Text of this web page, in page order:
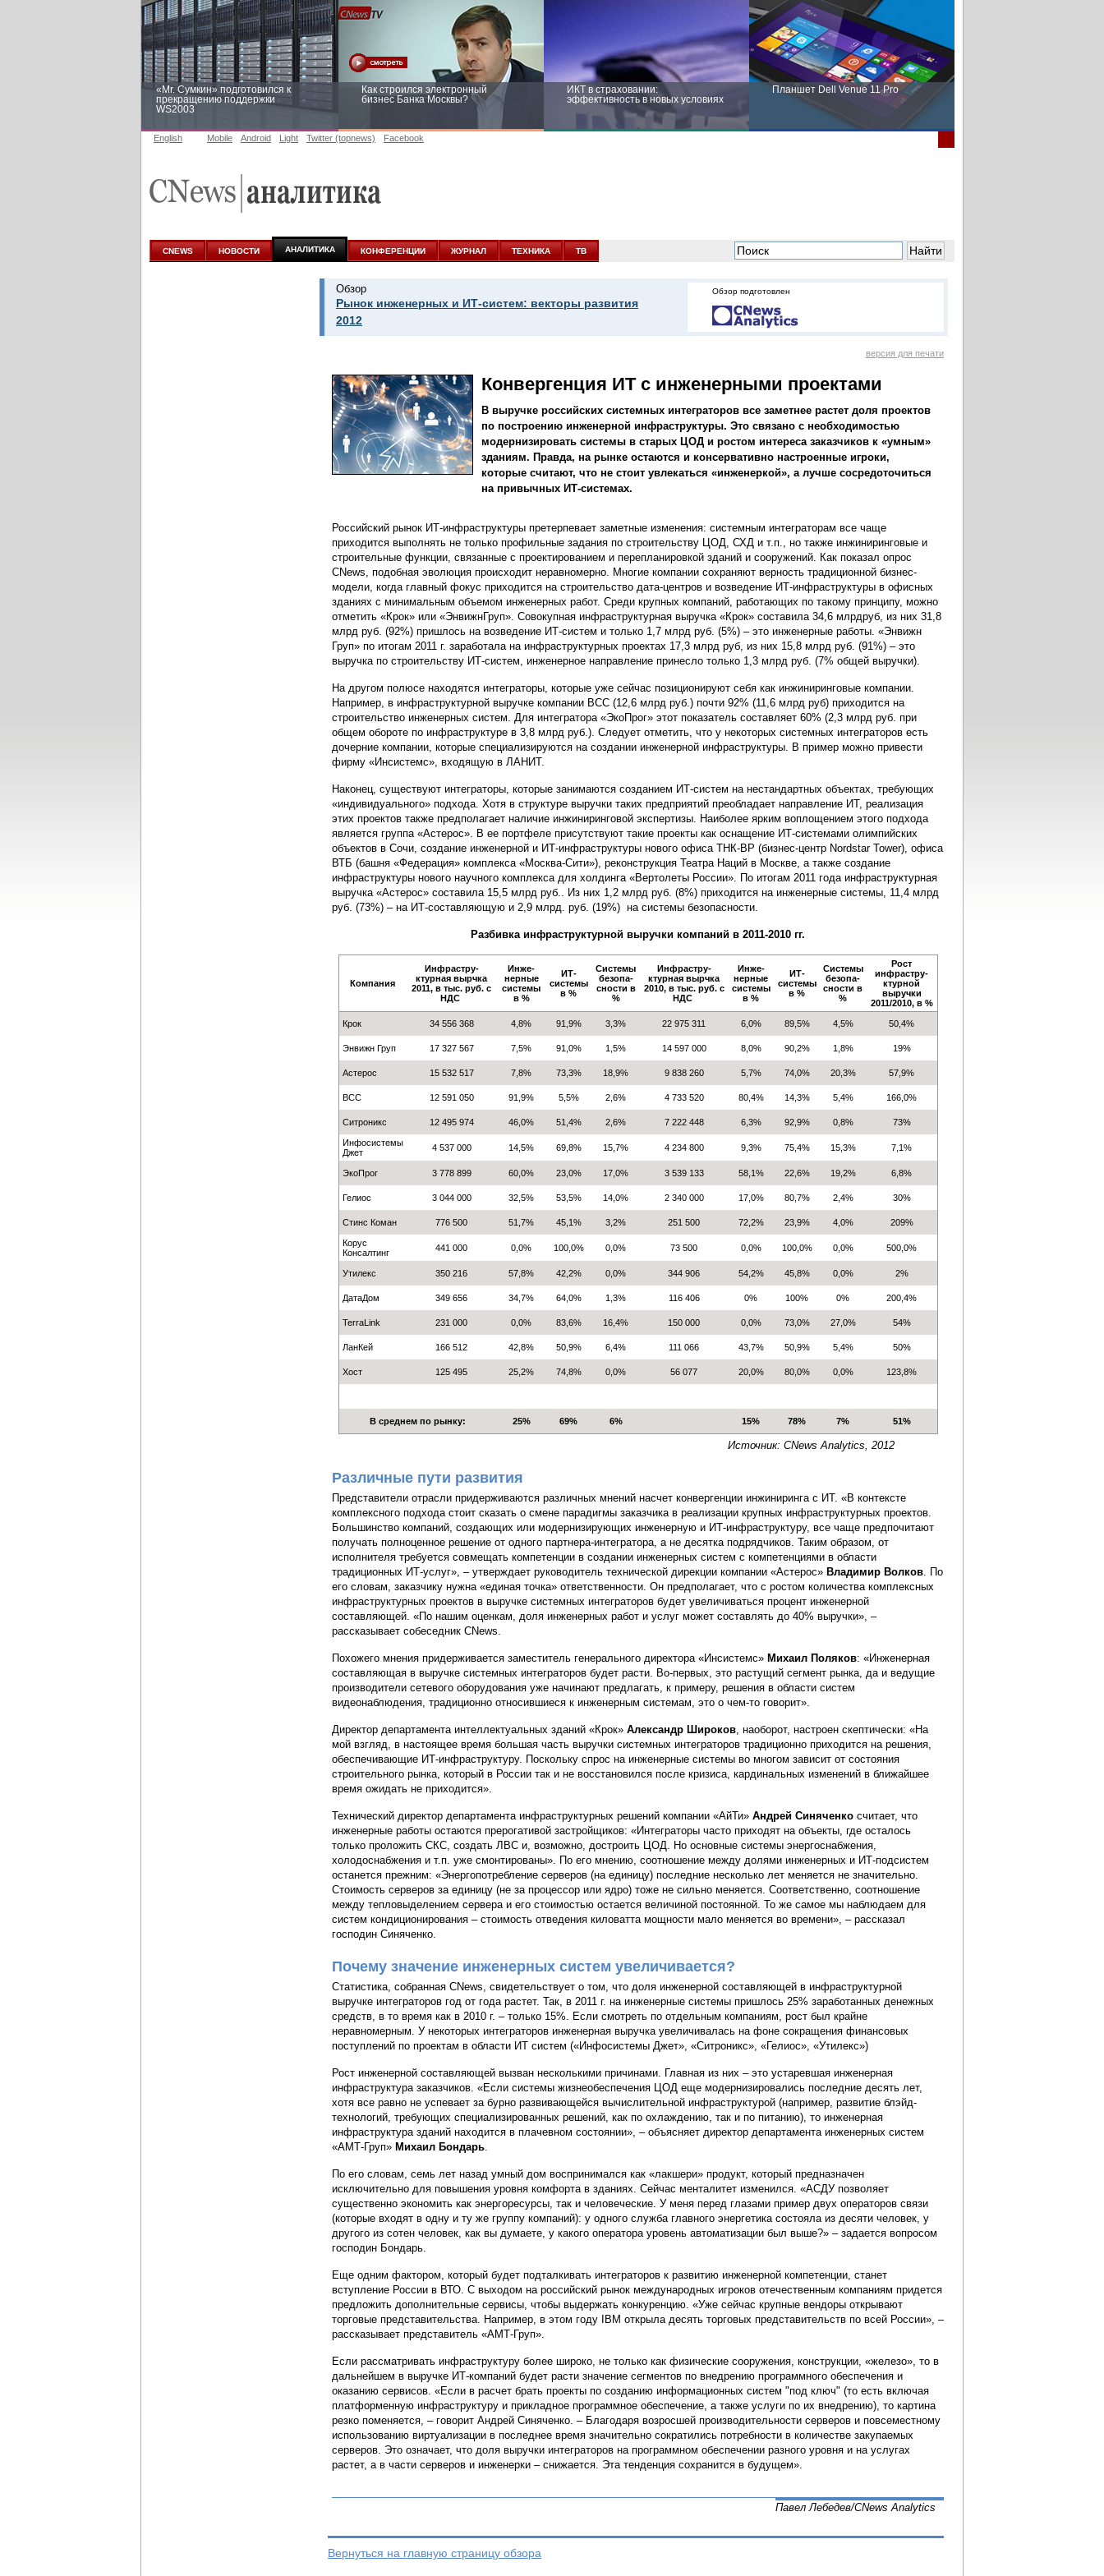
«Mr. Сумкин» подготовился к
прекращению поддержки
WS2003
Как строился электронный
бизнес Банка Москвы?
ИКТ в страховании:
эффективность в новых условиях
Планшет Dell Venue 11 Pro
аналитике
новых условиях
English Mobile Android Light Twitter (topnews) Facebook
CNEWS НОВОСТИ АНАЛИТИКА КОНФЕРЕНЦИИ ЖУРНАЛ ТЕХНИКА ТВ
Обзор
Рынок инженерных и ИТ-систем: векторы развития
2012
Обзор подготовлен
версия для печати
Конвергенция ИТ с инженерными проектами
В выручке российских системных интеграторов все заметнее растет доля проектов
по построению инженерной инфраструктуры. Это связано с необходимостью
модернизировать системы в старых ЦОД и ростом интереса заказчиков к «умным»
зданиям. Правда, на рынке остаются и консервативно настроенные игроки,
которые считают, что не стоит увлекаться «инженеркой», а лучше сосредоточиться
на привычных ИТ-системах.
Российский рынок ИТ-инфраструктуры претерпевает заметные изменения: системным интеграторам все чаще
приходится выполнять не только профильные задания по строительству ЦОД, СХД и т.п., но также инжиниринговые и
строительные функции, связанные с проектированием и перепланировкой зданий и сооружений. Как показал опрос
CNews, подобная эволюция происходит неравномерно. Многие компании сохраняют верность традиционной бизнес-
модели, когда главный фокус приходится на строительство дата-центров и возведение ИТ-инфраструктуры в офисных
зданиях с минимальным объемом инженерных работ. Среди крупных компаний, работающих по такому принципу, можно
отметить «Крок» или «ЭнвижнГруп». Совокупная инфраструктурная выручка «Крок» составила 34,6 млрдруб, из них 31,8
млрд руб. (92%) пришлось на возведение ИТ-систем и только 1,7 млрд руб. (5%) – это инженерные работы. «Энвижн
Груп» по итогам 2011 г. заработала на инфраструктурных проектах 17,3 млрд руб, из них 15,8 млрд руб. (91%) – это
выручка по строительству ИТ-систем, инженерное направление принесло только 1,3 млрд руб. (7% общей выручки).
На другом полюсе находятся интеграторы, которые уже сейчас позиционируют себя как инжиниринговые компании.
Например, в инфраструктурной выручке компании BCC (12,6 млрд руб.) почти 92% (11,6 млрд руб) приходится на
строительство инженерных систем. Для интегратора «ЭкоПрог» этот показатель составляет 60% (2,3 млрд руб. при
общем обороте по инфраструктуре в 3,8 млрд руб.). Следует отметить, что у некоторых системных интеграторов есть
дочерние компании, которые специализируются на создании инженерной инфраструктуры. В пример можно привести
фирму «Инсистемс», входящую в ЛАНИТ.
Наконец, существуют интеграторы, которые занимаются созданием ИТ-систем на нестандартных объектах, требующих
«индивидуального» подхода. Хотя в структуре выручки таких предприятий преобладает направление ИТ, реализация
этих проектов также предполагает наличие инжиниринговой экспертизы. Наиболее ярким воплощением этого подхода
является группа «Астерос». В ее портфеле присутствуют такие проекты как оснащение ИТ-системами олимпийских
объектов в Сочи, создание инженерной и ИТ-инфраструктуры нового офиса ТНК-ВР (бизнес-центр Nordstar Tower), офиса
ВТБ (башня «Федерация» комплекса «Москва-Сити»), реконструкция Театра Наций в Москве, а также создание
инфраструктуры нового научного комплекса для холдинга «Вертолеты России». По итогам 2011 года инфраструктурная
выручка «Астерос» составила 15,5 млрд руб.. Из них 1,2 млрд руб. (8%) приходится на инженерные системы, 11,4 млрд
руб. (73%) – на ИТ-составляющую и 2,9 млрд. руб. (19%) на системы безопасности.
Разбивка инфраструктурной выручки компаний в 2011-2010 гг.
Компания
Инфрастру-
ктурная вырчка
2011, в тыс. руб. с
НДС
Инже-
нерные
системы
в %
ИТ-
системы
в %
Системы
безопа-
сности в
%
Инфрастру-
ктурная вырчка
2010, в тыс. руб. с
НДС
Инже-
нерные
системы
в %
ИТ-
системы
в %
Системы
безопа-
сности в
%
Рост
инфрастру-
ктурной
выручки
2011/2010, в %
Крок 34 556 368 4,8% 91,9% 3,3% 22 975 311 6,0% 89,5% 4,5% 50,4%
Энвижн Груп 17 327 567 7,5% 91,0% 1,5% 14 597 000 8,0% 90,2% 1,8% 19%
Астерос 15 532 517 7,8% 73,3% 18,9% 9 838 260 5,7% 74,0% 20,3% 57,9%
BCC 12 591 050 91,9% 5,5% 2,6% 4 733 520 80,4% 14,3% 5,4% 166,0%
Ситроникс 12 495 974 46,0% 51,4% 2,6% 7 222 448 6,3% 92,9% 0,8% 73%
Инфосистемы
Джет
4 537 000 14,5% 69,8% 15,7% 4 234 800 9,3% 75,4% 15,3% 7,1%
ЭкоПрог 3 778 899 60,0% 23,0% 17,0% 3 539 133 58,1% 22,6% 19,2% 6,8%
Гелиос 3 044 000 32,5% 53,5% 14,0% 2 340 000 17,0% 80,7% 2,4% 30%
Стинс Коман 776 500 51,7% 45,1% 3,2% 251 500 72,2% 23,9% 4,0% 209%
Корус
Консалтинг
441 000 0,0% 100,0% 0,0% 73 500 0,0% 100,0% 0,0% 500,0%
Утилекс 350 216 57,8% 42,2% 0,0% 344 906 54,2% 45,8% 0,0% 2%
ДатаДом 349 656 34,7% 64,0% 1,3% 116 406 0% 100% 0% 200,4%
TerraLink 231 000 0,0% 83,6% 16,4% 150 000 0,0% 73,0% 27,0% 54%
ЛанКей 166 512 42,8% 50,9% 6,4% 111 066 43,7% 50,9% 5,4% 50%
Хост 125 495 25,2% 74,8% 0,0% 56 077 20,0% 80,0% 0,0% 123,8%
В среднем по рынку: 25% 69% 6% 15% 78% 7% 51%
Источник: CNews Analytics, 2012
Различные пути развития
Представители отрасли придерживаются различных мнений насчет конвергенции инжиниринга с ИТ. «В контексте
комплексного подхода стоит сказать о смене парадигмы заказчика в реализации крупных инфраструктурных проектов.
Большинство компаний, создающих или модернизирующих инженерную и ИТ-инфраструктуру, все чаще предпочитают
получать полноценное решение от одного партнера-интегратора, а не десятка подрядчиков. Таким образом, от
исполнителя требуется совмещать компетенции в создании инженерных систем с компетенциями в области
традиционных ИТ-услуг», – утверждает руководитель технической дирекции компании «Астерос» Владимир Волков. По
его словам, заказчику нужна «единая точка» ответственности. Он предполагает, что с ростом количества комплексных
инфраструктурных проектов в выручке системных интеграторов будет увеличиваться процент инженерной
составляющей. «По нашим оценкам, доля инженерных работ и услуг может составлять до 40% выручки», –
рассказывает собеседник CNews.
Похожего мнения придерживается заместитель генерального директора «Инсистемс» Михаил Поляков: «Инженерная
составляющая в выручке системных интеграторов будет расти. Во-первых, это растущий сегмент рынка, да и ведущие
производители сетевого оборудования уже начинают предлагать, к примеру, решения в области систем
видеонаблюдения, традиционно относившиеся к инженерным системам, это о чем-то говорит».
Директор департамента интеллектуальных зданий «Крок» Александр Широков, наоборот, настроен скептически: «На
мой взгляд, в настоящее время большая часть выручки системных интеграторов традиционно приходится на решения,
обеспечивающие ИТ-инфраструктуру. Поскольку спрос на инженерные системы во многом зависит от состояния
строительного рынка, который в России так и не восстановился после кризиса, кардинальных изменений в ближайшее
время ожидать не приходится».
Технический директор департамента инфраструктурных решений компании «АйТи» Андрей Синяченко считает, что
инженерные работы остаются прерогативой застройщиков: «Интеграторы часто приходят на объекты, где осталось
только проложить СКС, создать ЛВС и, возможно, достроить ЦОД. Но основные системы энергоснабжения,
холодоснабжения и т.п. уже смонтированы». По его мнению, соотношение между долями инженерных и ИТ-подсистем
останется прежним: «Энергопотребление серверов (на единицу) последние несколько лет меняется не значительно.
Стоимость серверов за единицу (не за процессор или ядро) тоже не сильно меняется. Соответственно, соотношение
между тепловыделением сервера и его стоимостью остается величиной постоянной. То же самое мы наблюдаем для
систем кондиционирования – стоимость отведения киловатта мощности мало меняется во времени», – рассказал
господин Синяченко.
Почему значение инженерных систем увеличивается?
Статистика, собранная CNews, свидетельствует о том, что доля инженерной составляющей в инфраструктурной
выручке интеграторов год от года растет. Так, в 2011 г. на инженерные системы пришлось 25% заработанных денежных
средств, в то время как в 2010 г. – только 15%. Если смотреть по отдельным компаниям, рост был крайне
неравномерным. У некоторых интеграторов инженерная выручка увеличивалась на фоне сокращения финансовых
поступлений по проектам в области ИТ систем («Инфосистемы Джет», «Ситроникс», «Гелиос», «Утилекс»)
Рост инженерной составляющей вызван несколькими причинами. Главная из них – это устаревшая инженерная
инфраструктура заказчиков. «Если системы жизнеобеспечения ЦОД еще модернизировались последние десять лет,
хотя все равно не успевает за бурно развивающейся вычислительной инфраструктурой (например, развитие блэйд-
технологий, требующих специализированных решений, как по охлаждению, так и по питанию), то инженерная
инфраструктура зданий находится в плачевном состоянии», – объясняет директор департамента инженерных систем
«АМТ-Груп» Михаил Бондарь.
По его словам, семь лет назад умный дом воспринимался как «лакшери» продукт, который предназначен
исключительно для повышения уровня комфорта в зданиях. Сейчас менталитет изменился. «АСДУ позволяет
существенно экономить как энергоресурсы, так и человеческие. У меня перед глазами пример двух операторов связи
(которые входят в одну и ту же группу компаний): у одного служба главного энергетика состояла из десяти человек, у
другого из сотен человек, как вы думаете, у какого оператора уровень автоматизации был выше?» – задается вопросом
господин Бондарь.
Еще одним фактором, который будет подталкивать интеграторов к развитию инженерной компетенции, станет
вступление России в ВТО. С выходом на российский рынок международных игроков отечественным компаниям придется
предложить дополнительные сервисы, чтобы выдержать конкуренцию. «Уже сейчас крупные вендоры открывают
торговые представительства. Например, в этом году IBM открыла десять торговых представительств по всей России», –
рассказывает представитель «АМТ-Груп».
Если рассматривать инфраструктуру более широко, не только как физические сооружения, конструкции, «железо», то в
дальнейшем в выручке ИТ-компаний будет расти значение сегментов по внедрению программного обеспечения и
оказанию сервисов. «Если в расчет брать проекты по созданию информационных систем "под ключ" (то есть включая
платформенную инфраструктуру и прикладное программное обеспечение, а также услуги по их внедрению), то картина
резко поменяется, – говорит Андрей Синяченко. – Благодаря возросшей производительности серверов и повсеместному
использованию виртуализации в последнее время значительно сократились потребности в количестве закупаемых
серверов. Это означает, что доля выручки интеграторов на программном обеспечении разного уровня и на услугах
растет, а в части серверов и инженерки – снижается. Эта тенденция сохранится в будущем».
Павел Лебедев/СNews Analytics
Вернуться на главную страницу обзора